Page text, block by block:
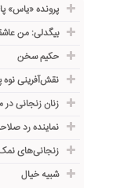
پرونده «یاس»
بیگدلی: من
حکیم سخن
نقش‌آفرینی
زنان زنجانی
نماینده رد
زنجانی‌های
شبیه خیال